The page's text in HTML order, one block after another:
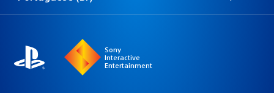
uma
atual:
Sony
Interactive
Entertainment